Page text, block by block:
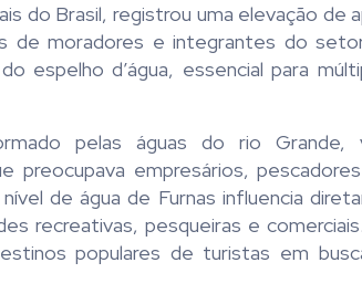
do Brasil, registrou uma elevação de
de moradores e integrantes do
espelho d’água, essencial para
pelas águas do rio Grande,
empresários,
de água de Furnas influencia
recreativas, pesqueiras e
populares de turistas em